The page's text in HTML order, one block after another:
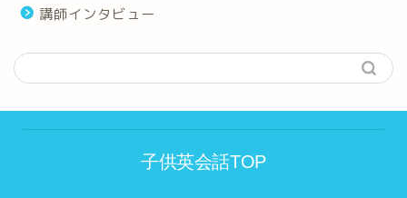
講師インタビュー
子供英会話TOP